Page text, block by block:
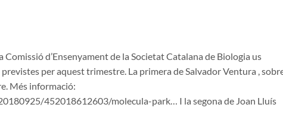
d’Ensenyament de la Societat Catalana de Biologia us
per aquest trimestre. La primera de Salvador Ventura ,
Més informació:
452018612603/molecula-park… I la segona de Joan Lluís